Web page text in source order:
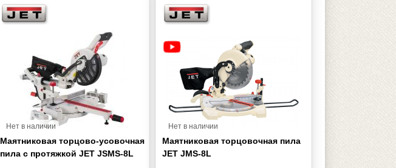
Нет в наличии
Маятниковая торцово-усовочная
пила с протяжкой JET JSMS-8L
Нет в наличии
Маятниковая торцовочная пила
JET JMS-8L